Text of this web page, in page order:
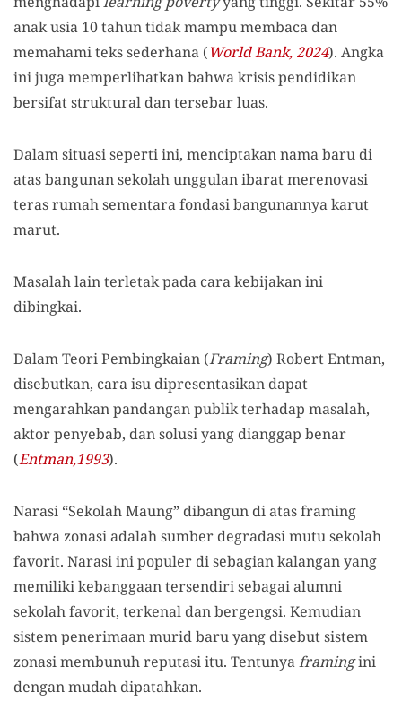
anak usia 10 tahun tidak mampu membaca dan
memahami teks sederhana (World Bank, 2024). Angka
ini juga memperlihatkan bahwa krisis pendidikan
bersifat struktural dan tersebar luas.
Dalam situasi seperti ini, menciptakan nama baru di
atas bangunan sekolah unggulan ibarat merenovasi
teras rumah sementara fondasi bangunannya karut
marut.
Masalah lain terletak pada cara kebijakan ini
dibingkai.
Dalam Teori Pembingkaian (Framing) Robert Entman,
disebutkan, cara isu dipresentasikan dapat
mengarahkan pandangan publik terhadap masalah,
aktor penyebab, dan solusi yang dianggap benar
(Entman,1993).
Narasi “Sekolah Maung” dibangun di atas framing
bahwa zonasi adalah sumber degradasi mutu sekolah
favorit. Narasi ini populer di sebagian kalangan yang
memiliki kebanggaan tersendiri sebagai alumni
sekolah favorit, terkenal dan bergengsi. Kemudian
sistem penerimaan murid baru yang disebut sistem
zonasi membunuh reputasi itu. Tentunyaframingini
dengan mudah dipatahkan.